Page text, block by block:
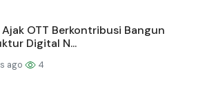
Ajak OTT Berkontribusi Bangun
Digital N...
ago 4